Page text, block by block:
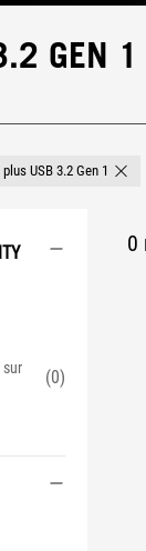
GEN 1
Rampage
USB 3.2 Gen 1
(0)
0